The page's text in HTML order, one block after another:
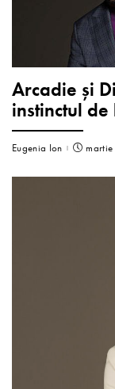
Arcadie și
instinctul
Eugenia Ion